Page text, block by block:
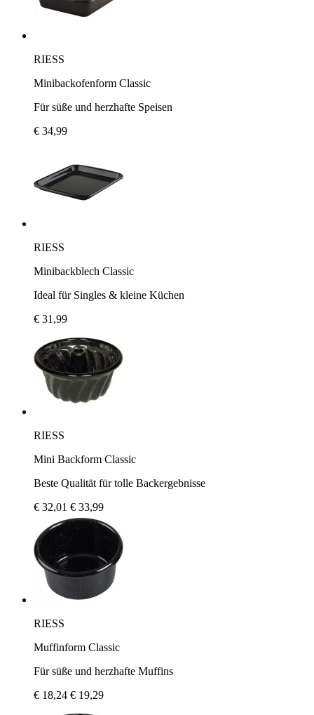
RIESS
Minibackofenform Classic
Für süße und herzhafte Speisen
€ 34,99
RIESS
Minibackblech Classic
Ideal für Singles & kleine Küchen
€ 31,99
RIESS
Mini Backform Classic
Beste Qualität für tolle Backergebnisse
€ 32,01 € 33,99
RIESS
Muffinform Classic
Für süße und herzhafte Muffins
€ 18,24 € 19,29